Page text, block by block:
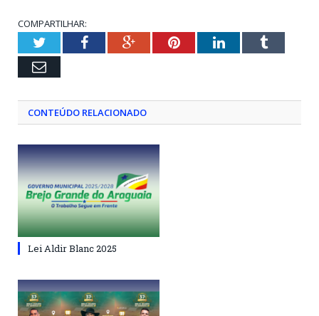
COMPARTILHAR:
TwitterFacebookGoogle+PinterestLinkedInTumblr
Email
CONTEÚDO RELACIONADO
Lei Aldir Blanc 2025